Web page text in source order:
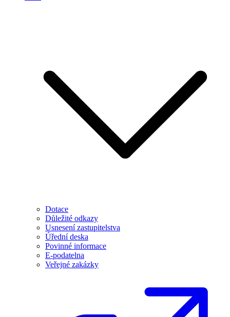
Dotace
Důležité odkazy
Usnesení zastupitelstva
Úřední deska
Povinné informace
E-podatelna
Veřejné zakázky